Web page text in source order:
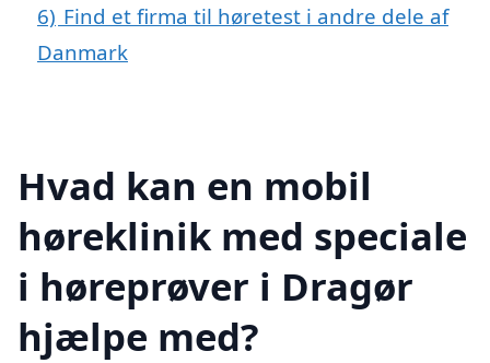
6) Find et firma til høretest i andre dele af
Danmark
Hvad kan en mobil
høreklinik med speciale
i høreprøver i Dragør
hjælpe med?